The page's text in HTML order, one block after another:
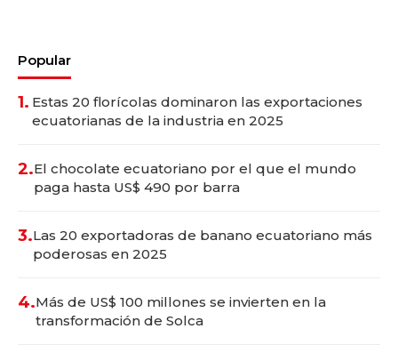
Popular
1. Estas 20 florícolas dominaron las exportaciones
ecuatorianas de la industria en 2025
2.El chocolate ecuatoriano por el que el mundo
paga hasta US$ 490 por barra
3.Las 20 exportadoras de banano ecuatoriano más
poderosas en 2025
4.Más de US$ 100 millones se invierten en la
transformación de Solca